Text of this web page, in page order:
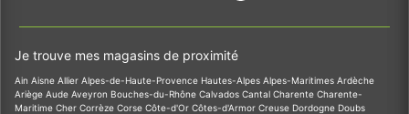
Je trouve mes magasins de proximité
Ain Aisne Allier Alpes-de-Haute-Provence Hautes-Alpes Alpes-Maritimes Ardèche
Ariège Aude Aveyron Bouches-du-Rhône Calvados Cantal Charente Charente-
Maritime Cher Corrèze Corse Côte-d'Or Côtes-d'Armor Creuse Dordogne Doubs